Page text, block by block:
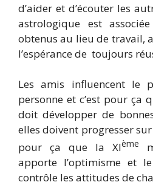
d’aider et d’écouter les
astrologique est
obtenus au lieu de travail,
l’espérance de toujours
Les amis influencent le
personne et c’est pour ça
doit développer de
elles doivent progresser
pour ça que la XIème
apporte l’optimisme et
contrôle les attitudes de